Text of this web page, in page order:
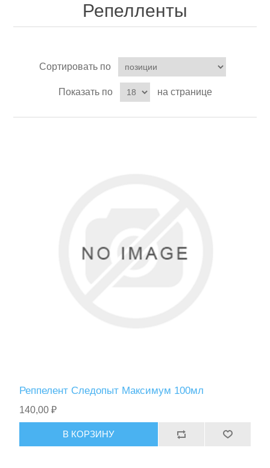
Репелленты
Сортировать по
Показать по на странице
Реппелент Следопыт Максимум 100мл
140,00 ₽
В КОРЗИНУ